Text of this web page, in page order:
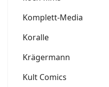
Komplett-Media
Koralle
Krägermann
Kult Comics